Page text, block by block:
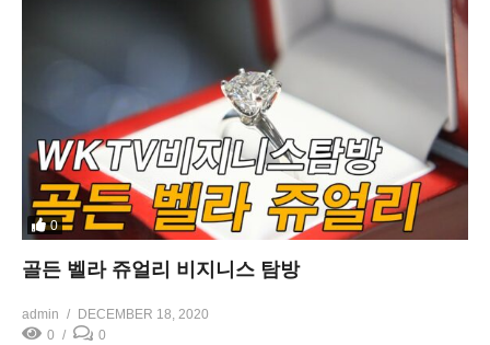
0
골든 벨라 쥬얼리 비지니스 탐방
admin
DECEMBER 18, 2020
0
0